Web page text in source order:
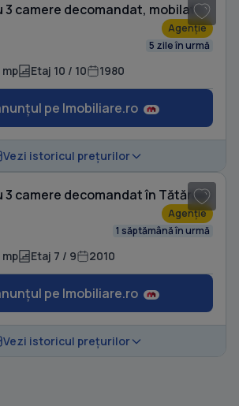
Apartament cu 3 camere decomandat, mobilat în Tătărași
Agenție
5 zile în urmă
mp Etaj 10 / 10 1980
pe Imobiliare.ro
Vezi istoricul prețurilor
camere decomandat în Tătărași
Agenție
1 săptămână în urmă
mp Etaj 7 / 9 2010
pe Imobiliare.ro
Vezi istoricul prețurilor